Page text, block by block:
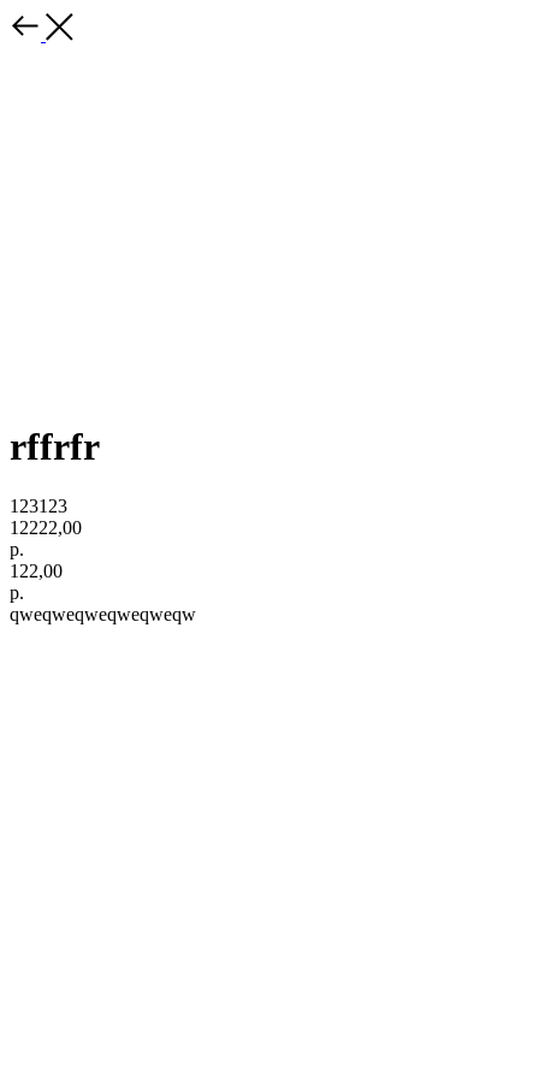
rffrfr
123123
12222,00
р.
122,00
р.
qweqweqweqweqweqw